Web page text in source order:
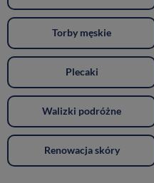
Torby męskie
Plecaki
Walizki podróżne
Renowacja skóry